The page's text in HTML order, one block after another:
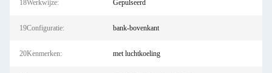
18Werkwijze: Gepulseerd
19Configuratie: bank-bovenkant
20Kenmerken: met luchtkoeling